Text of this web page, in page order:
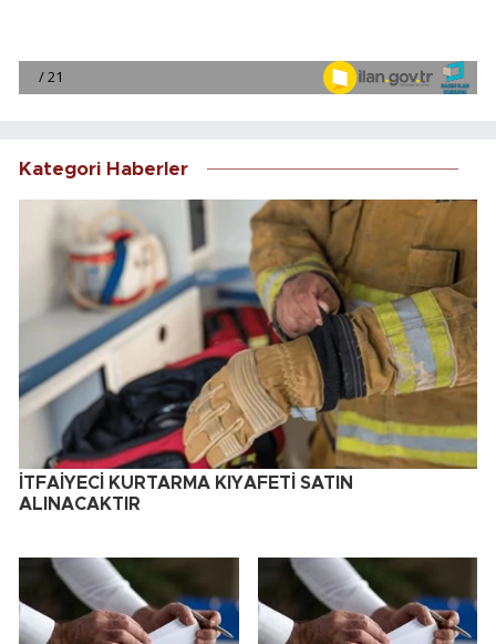
Kategori Haberler
İTFAİYECİ KURTARMA KIYAFETİ SATIN
ALINACAKTIR